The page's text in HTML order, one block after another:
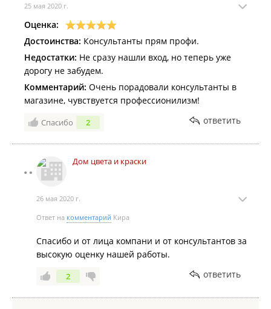
25 мая 2020 г.
Оценка:
Достоинства: Консультанты прям профи.
Недостатки: Не сразу нашли вход, но теперь уже
дорогу не забудем.
Комментарий: Очень порадовали консультанты в
магазине, чувствуется профессионилизм!
Спасибо 2 ответить
Дом цвета и краски
26 мая 2020 г.
Ответ на комментарий Кира
Спасибо и от лица компани и от консультантов за
высокую оценку нашей работы.
2 ответить